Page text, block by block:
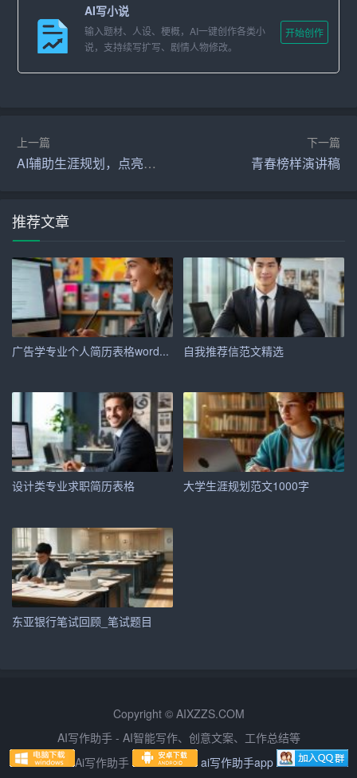
– 逻辑清晰：确保回答条理清晰，逻辑严密。
3. 职业测评
评工具，如MBTI、DISC等。
答题技巧：
映自己的情况。
– 注意时间：测评通常有时间限制，要在规定时间内完成
所有题目。
4. 在线笔试
部分职位可能会要求进行在线笔试，考察专业知识、逻辑
备考建议：
– 提前准备：了解笔试内容和题型，提前进行针对性复
习。
型。
二、网申技巧全攻略
1. 提前准备，了解企业
2. 优化简历，突出亮点
简历是网申的重要组成部分，要确保简历内容简洁明了，
AI写小说
输入题材、人设、梗概，AI一键创作各类小
说，支持续写扩写、剧情人物修改。
开始创作
上一篇
AI辅助生涯规划，点亮职业发展之路
下一篇
青春榜样演讲稿
推荐文章
广告学专业个人简历表格word... 自我推荐信范文精选
设计类专业求职简历表格 大学生涯规划范文1000字
东亚银行笔试回顾_笔试题目
Copyright © AIXZZS.COM
AI写作助手 - AI智能写作、创意文案、工作总结等
Ai写作助手
ai写作助手app